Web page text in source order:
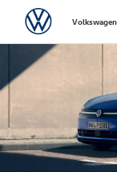
Volkswagen